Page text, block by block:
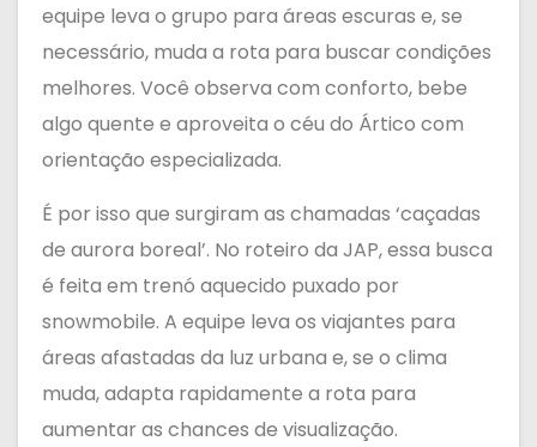
equipe leva o grupo para áreas escuras e, se
necessário, muda a rota para buscar condições
melhores. Você observa com conforto, bebe
algo quente e aproveita o céu do Ártico com
orientação especializada.
É por isso que surgiram as chamadas ‘caçadas
de aurora boreal’. No roteiro da JAP, essa busca
é feita em trenó aquecido puxado por
snowmobile. A equipe leva os viajantes para
áreas afastadas da luz urbana e, se o clima
muda, adapta rapidamente a rota para
aumentar as chances de visualização.